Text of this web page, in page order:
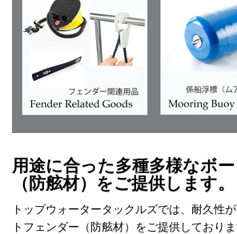
用途に合った多種多様なボ
（防舷材）をご提供します。
トップウォータータックルズでは、耐久性
トフェンダー（防舷材）をご提供しており